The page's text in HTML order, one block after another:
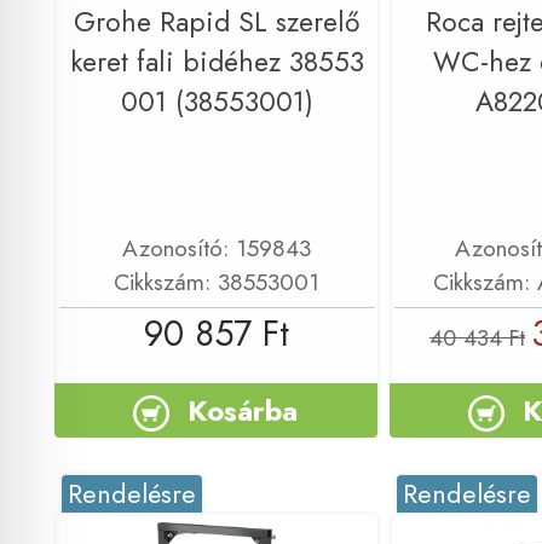
Grohe Rapid SL szerelő
keret fali bidéhez 38553
001 (38553001)
Azonosító: 159843
Cikkszám: 38553001
90 857 Ft
Kosárba
Roca
WC-hez
40 434 Ft
Rendelésre Rendelésre